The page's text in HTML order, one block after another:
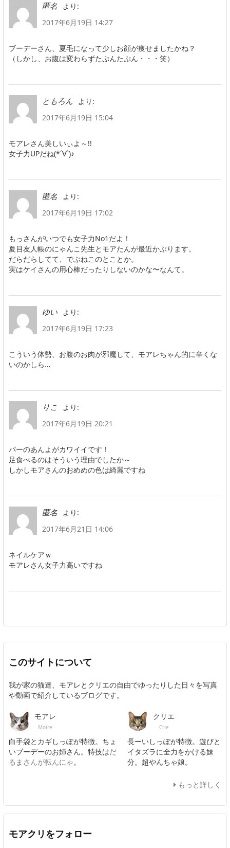
匿名
より:
2017年6月19日 14:27
ブーデーさん、夏毛になって少しお顔が痩せましたかね？
（しかし、お腹は変わらずたぷんたぷん・・・笑）
ともろん
より:
2017年6月19日 15:04
モアレさん美しいぃよ～!!
女子力UPだね(*´∀`)♪
匿名
より:
2017年6月19日 17:02
もっさんがいつでも女子力No1だよ！
夏目友人帳のにゃんこ先生とモアたんが最近かぶります。
だらだらしてて、でぶねこのとことか。
実はケイさんの用心棒だったりしないのかな〜なんて。
ゆい
より:
2017年6月19日 17:23
こういう体勢、お腹のお肉が邪魔して、モアレちゃん的に辛くな
いのかしら…
りこ
より:
2017年6月19日 20:21
パーのあんよがカワイイです！
足食べるのはそういう理由でしたか～
しかしモアさんのおめめの色は綺麗ですね
匿名
より:
2017年6月21日 14:06
ネイルケアｗ
モアレさん女子力高いですね
このサイトについて
我が家の猫達、モアレとクリエの自由でゆったりした日々を写真
や動画で紹介しているブログです。
モアレ
Moire
白手袋とカギしっぽが特徴。ちょ
いブーデーのお姉さん。特技はだ
るまさんが転んにゃ。
クリエ
Crie
長ーいしっぽが特徴。遊びと
イタズラに全力をかける妹
分。超やんちゃ娘。
もっと詳しく
モアクリをフォロー